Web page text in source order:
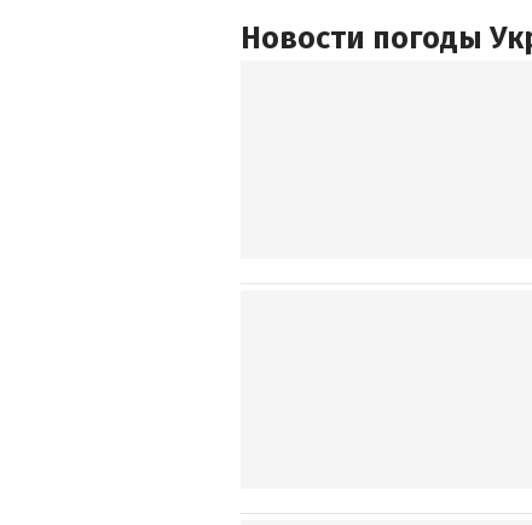
Новости погоды